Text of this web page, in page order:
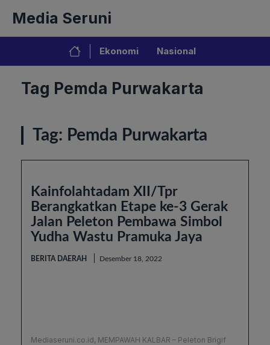
isi
Media Seruni
Ekonomi Nasional
Tag Pemda Purwakarta
Tag: Pemda Purwakarta
Kainfolahtadam XII/Tpr
Berangkatkan Etape ke-3 Gerak
Jalan Peleton Pembawa Simbol
Yudha Wastu Pramuka Jaya
BERITA DAERAH Desember 18, 2022
Mediaseruni.co.id, MEMPAWAH KALBAR – Peleton Brigif